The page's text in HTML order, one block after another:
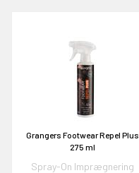
Grangers Footwear Repel Plus
275 ml
Spray-On Imprægnering